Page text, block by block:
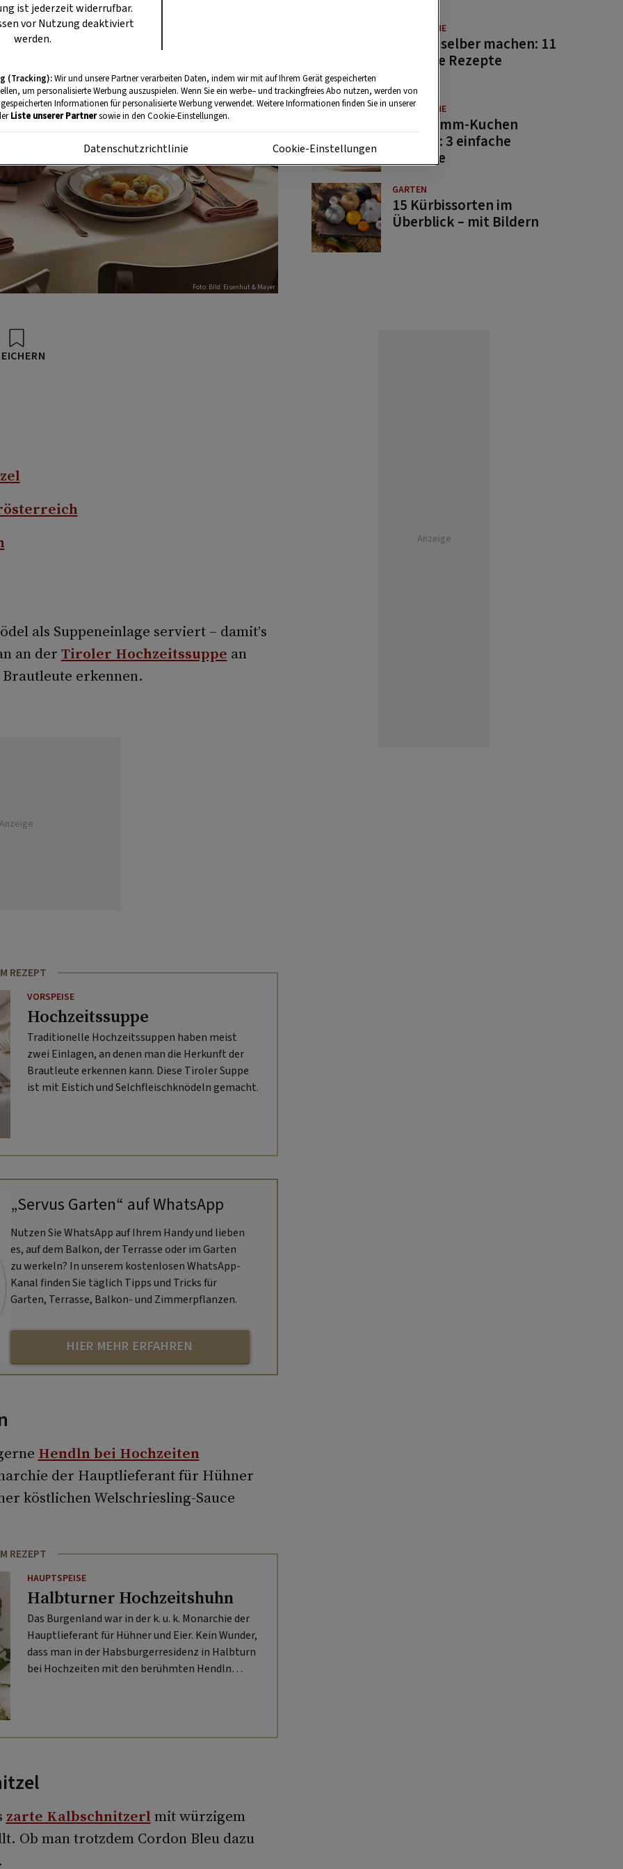
Foto: BIld: Eisenhut & Mayer
als Suppeneinlage serviert – damit's
an der Tiroler Hochzeitssuppe an
erkennen.
Anzeige
REZEPT
VORSPEISE
Hochzeitssuppe
Traditionelle Hochzeitssuppen haben meist
zwei Einlagen, an denen man die Herkunft der
Brautleute erkennen kann. Diese Tiroler Suppe
ist mit Eistich und Selchfleischknödeln gemacht.
„Servus Garten“ auf WhatsApp
Nutzen Sie WhatsApp auf Ihrem Handy und lieben
es, auf dem Balkon, der Terrasse oder im Garten
zu werkeln? In unserem kostenlosen WhatsApp-
Kanal finden Sie täglich Tipps und Tricks für
Garten, Terrasse, Balkon- und Zimmerpflanzen.
HIER MEHR ERFAHREN
Hendln bei Hochzeiten
der Hauptlieferant für Hühner
köstlichen Welschriesling-Sauce
REZEPT
HAUPTSPEISE
Halbturner Hochzeitshuhn
Das Burgenland war in der k. u. k. Monarchie der
Hauptlieferant für Hühner und Eier. Kein Wunder,
dass man in der Habsburgerresidenz in Halbturn
bei Hochzeiten mit den berühmten Hendln
zarte Kalbschnitzerl mit würzigem
Ob man trotzdem Cordon Bleu dazu
GUTE KÜCHE
Saucen selber machen: 11
beliebte Rezepte
GUTE KÜCHE
Osterlamm-Kuchen
backen: 3 einfache
Rezepte
GARTEN
15 Kürbissorten im
Überblick – mit Bildern
Anzeige
ist jederzeit widerrufbar.
vor Nutzung deaktiviert
werden.
(Tracking):Wir und unsere Partner verarbeiten Daten, indem wir mit auf Ihrem Gerät gespeicherten
um personalisierte Werbung auszuspielen. Wenn Sie ein werbe– und trackingfreies Abo nutzen, werden von
Informationen für personalisierte Werbung verwendet. Weitere Informationen finden Sie in unserer
Liste unserer Partnersowie in den Cookie-Einstellungen.
Datenschutzrichtlinie Cookie-Einstellungen